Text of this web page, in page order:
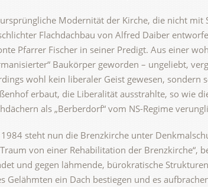
Modernität der Kirche, die nicht mit
Flachdachbau von Alfred Daiber
Pfarrer Fischer in seiner Predigt. Aus einer
Baukörper geworden – ungeliebt,
wohl kein liberaler Geist gewesen, sondern
erbaut, die Liberalität ausstrahlte, so wie
als „Berberdorf“ vom NS-Regime
1984 steht nun die Brenzkirche unter
von einer Rehabilitation der Brenzkirche“,
und gegen lähmende, bürokratische
Gelähmten ein Dach bestiegen und es